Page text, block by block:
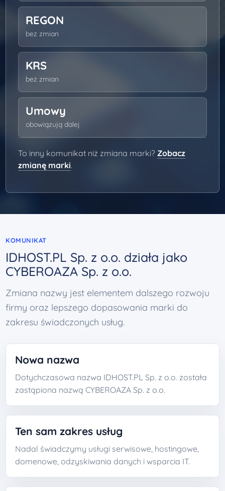
REGON
bez zmian
KRS
bez zmian
Umowy
obowiązują dalej
To inny komunikat niż zmiana marki? Zobacz
zmianę marki.
KOMUNIKAT
IDHOST.PL Sp. z o.o. działa jako
CYBEROAZA Sp. z o.o.
Zmiana nazwy jest elementem dalszego rozwoju
firmy oraz lepszego dopasowania marki do
zakresu świadczonych usług.
Nowa nazwa
Dotychczasowa nazwa IDHOST.PL Sp. z o.o. została
zastąpiona nazwą CYBEROAZA Sp. z o.o.
Ten sam zakres usług
Nadal świadczymy usługi serwisowe, hostingowe,
domenowe, odzyskiwania danych i wsparcia IT.